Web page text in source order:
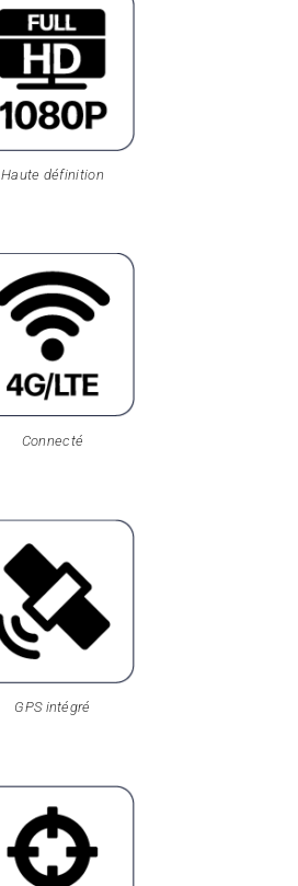
Haute définition
Connecté
GPS intégré